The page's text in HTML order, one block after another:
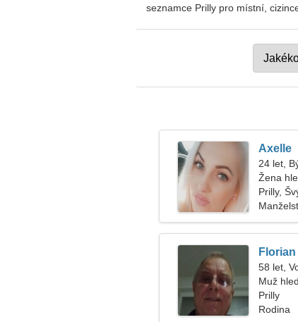
seznamce Prilly pro místní,
Axelle
24 let,
Žena
Prilly,
Florian
58 let,
Muž
Prilly
Rodina